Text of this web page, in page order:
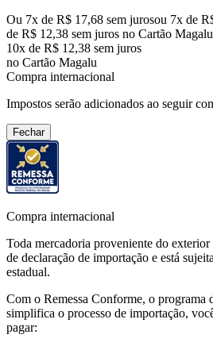
Ou 7x de R$ 17,68 sem jurosou 7x de
de R$ 12,38 sem juros no Cartão Magalu
10x de R$ 12,38 sem juros
no Cartão Magalu
Compra internacional
Impostos serão adicionados ao seguir
Fechar
Compra internacional
Toda mercadoria proveniente do
de declaração de importação e está
estadual.
Com o Remessa Conforme, o programa
simplifica o processo de importação,
pagar: